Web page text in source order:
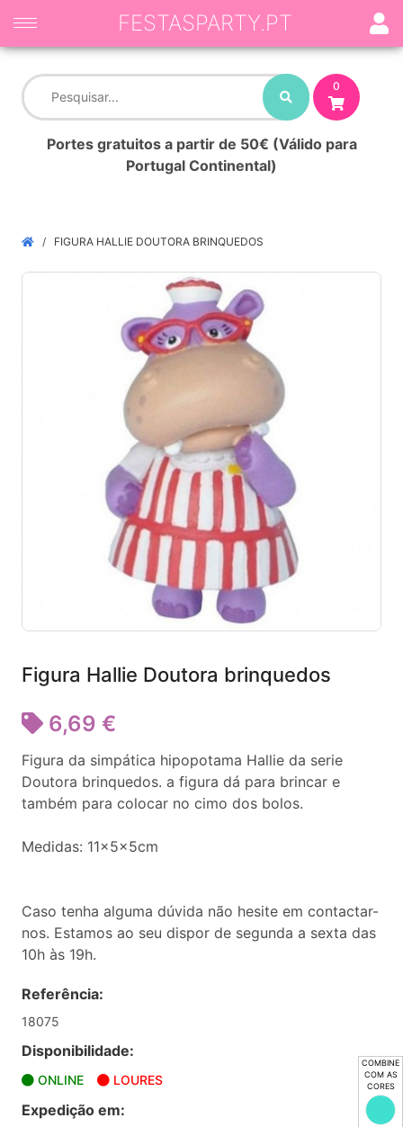
COMBINE
COM AS
CORES
0
Portes gratuitos a partir de 50€ (Válido para
Portugal Continental)
FESTASPARTY.PT
FIGURA HALLIE DOUTORA BRINQUEDOS
Figura Hallie Doutora brinquedos
6,69 €
Figura da simpática hipopotama Hallie da serie
Doutora brinquedos. a figura dá para brincar e
também para colocar no cimo dos bolos.
Medidas: 11x5x5cm
Caso tenha alguma dúvida não hesite em contactar-
nos. Estamos ao seu dispor de segunda a sexta das
10h às 19h.
Referência:
18075
Disponibilidade:
ONLINE LOURES
Expedição em: